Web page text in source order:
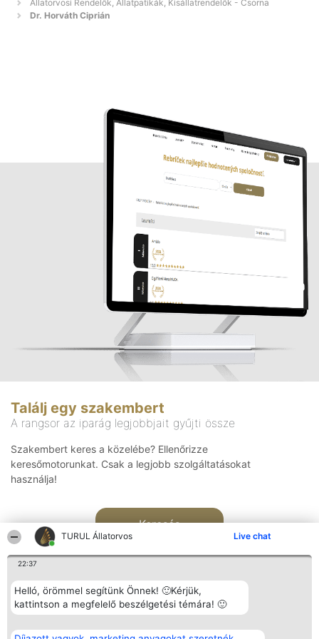
TURUL Állatorvos Live chat
22:37
Helló, örömmel segítünk Önnek! 🙂Kérjük,
kattintson a megfelelő beszélgetési témára! 🙂
Állatorvosi Rendelők, Állatpatikák, Kisállatrendelők - Csorna
Dr. Horváth Ciprián
Találj egy szakembert
A rangsor az iparág legjobbjait gyűjti össze
Szakembert keres a közelébe? Ellenőrizze
keresőmotorunkat. Csak a legjobb szolgáltatásokat
használja!
Keresés
Rangsorszervező Népszavazás Elérhetőség